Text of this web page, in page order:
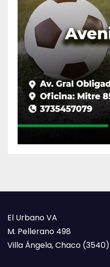
El Urbano VA
M. Pellerano 498
Villa Ángela, Chaco (3540)